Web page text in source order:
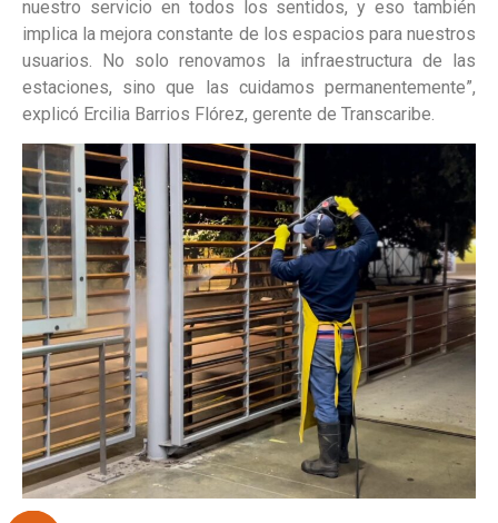
nuestro servicio en todos los sentidos, y eso también
implica la mejora constante de los espacios para nuestros
usuarios. No solo renovamos la infraestructura de las
estaciones, sino que las cuidamos permanentemente”,
explicó Ercilia Barrios Flórez, gerente de Transcaribe.